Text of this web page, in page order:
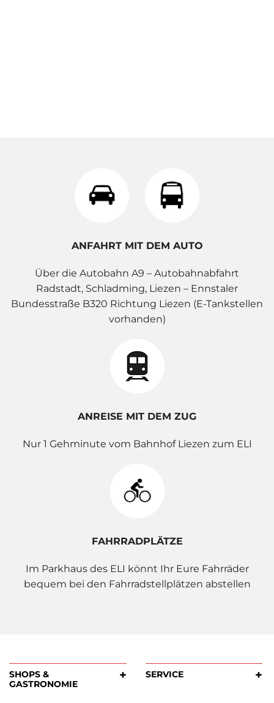
ANFAHRT MIT DEM AUTO
Über die Autobahn A9 – Autobahnabfahrt
Radstadt, Schladming, Liezen – Ennstaler
Bundesstraße B320 Richtung Liezen (E-Tankstellen
vorhanden)
ANREISE MIT DEM ZUG
Nur 1 Gehminute vom Bahnhof Liezen zum ELI
FAHRRADPLÄTZE
Im Parkhaus des ELI könnt Ihr Eure Fahrräder
bequem bei den Fahrradstellplätzen abstellen